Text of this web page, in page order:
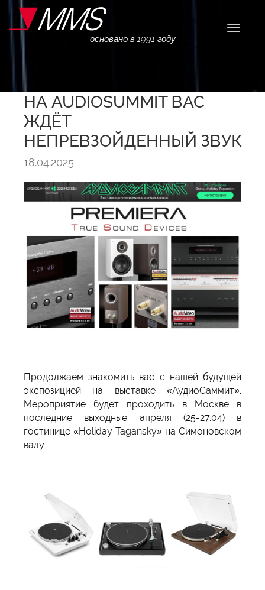
основано в 1991 году
НА AUDIOSUMMIT ВАС
ЖДЁТ
НЕПРЕВЗОЙДЕННЫЙ ЗВУК
18.04.2025
Продолжаем знакомить вас с нашей будущей
экспозицией на выставке «АудиоСаммит».
Мероприятие будет проходить в Москве в
последние выходные апреля (25-27.04) в
гостинице «Holiday Tagansky» на Симоновском
валу.